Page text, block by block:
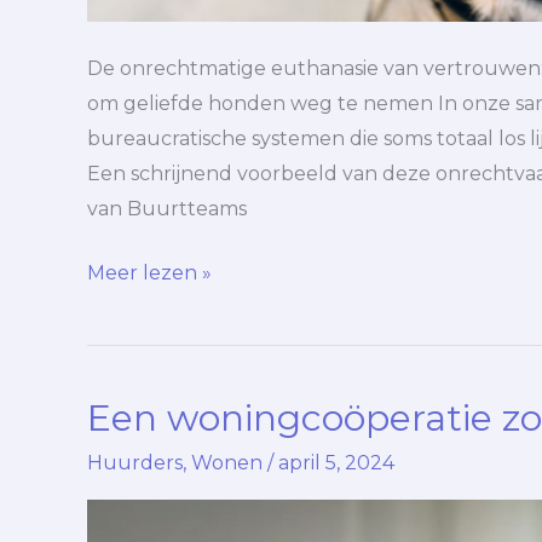
De onrechtmatige euthanasie van
om geliefde honden weg te nemen In onze
bureaucratische systemen die soms totaal
Een schrijnend voorbeeld van deze
van Buurtteams
Meer lezen »
Een woningcoöperatie
Huurders, Wonen / april 5, 2024
Een